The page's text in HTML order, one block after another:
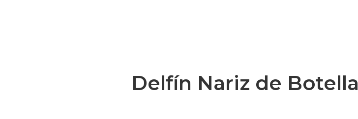
Delfín Nariz de Botella